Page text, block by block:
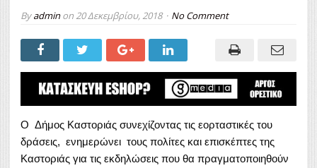
Byadminon 20 Δεκεμβρίου, 2018 No Comment
Ο Δήμος Καστοριάς συνεχίζοντας τις εορταστικές του
δράσεις, ενημερώνει τους πολίτες και επισκέπτες της
Καστοριάς για τις εκδηλώσεις που θα πραγματοποιηθούν